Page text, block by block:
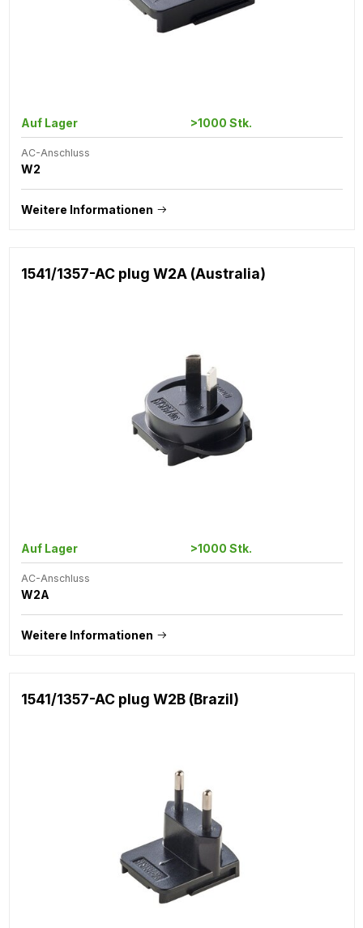
Auf Lager >1000 Stk.
AC-Anschluss
W2
Weitere Informationen
1541/1357-AC plug W2A (Australia)
Auf Lager >1000 Stk.
AC-Anschluss
W2A
Weitere Informationen
1541/1357-AC plug W2B (Brazil)